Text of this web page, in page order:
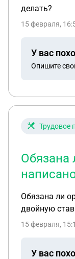
делать?
15 февраля,
У вас
Опишите
Трудовое
Обязана
Обязана ли
двойную
15 февраля,
У вас